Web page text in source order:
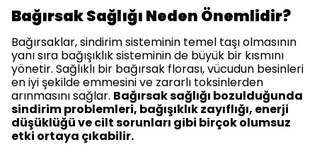
Bağırsak Sağlığı Neden Önemlidir?
Bağırsaklar, sindirim sisteminin temel taşı olmasının
yanı sıra bağışıklık sisteminin de büyük bir kısmını
yönetir. Sağlıklı bir bağırsak florası, vücudun besinleri
en iyi şekilde emmesini ve zararlı toksinlerden
arınmasını sağlar. Bağırsak sağlığı bozulduğunda
sindirim problemleri, bağışıklık zayıflığı, enerji
düşüklüğü ve cilt sorunları gibi birçok olumsuz
etki ortaya çıkabilir.